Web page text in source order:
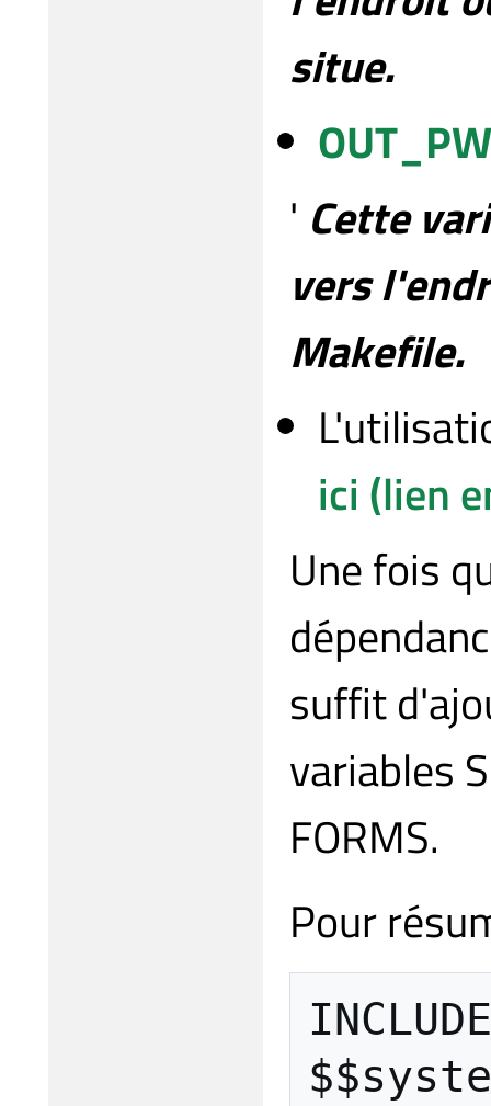
situe.
' Cette
vers
Makefile.
ici (lien
Une fois
suffit
variables
FORMS.
Pour